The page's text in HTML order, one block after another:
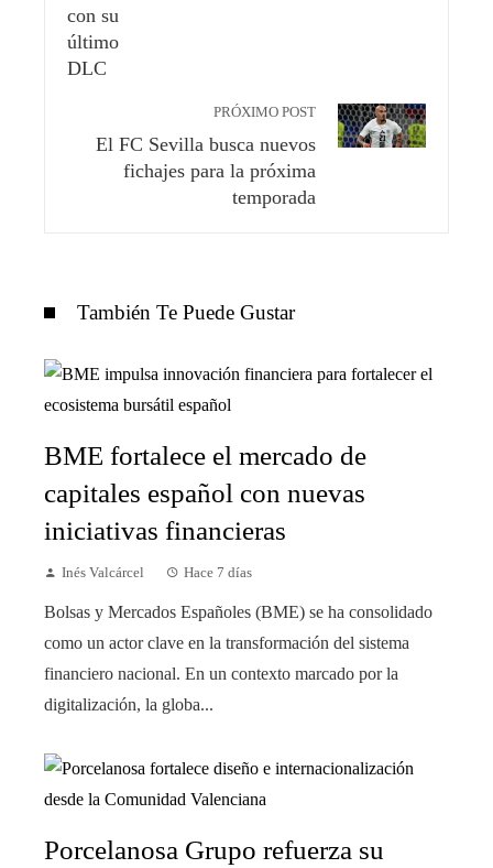
PRÓXIMO POST
El FC Sevilla busca nuevos
fichajes para la próxima
temporada
También Te Puede Gustar
BME fortalece el mercado de
capitales español con nuevas
iniciativas financieras
Inés Valcárcel Hace 7 días
Bolsas y Mercados Españoles (BME) se ha consolidado
como un actor clave en la transformación del sistema
financiero nacional. En un contexto marcado por la
digitalización, la globa...
Porcelanosa Grupo refuerza su